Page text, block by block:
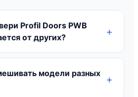
Profil Doors PWB
от других?
модели разных